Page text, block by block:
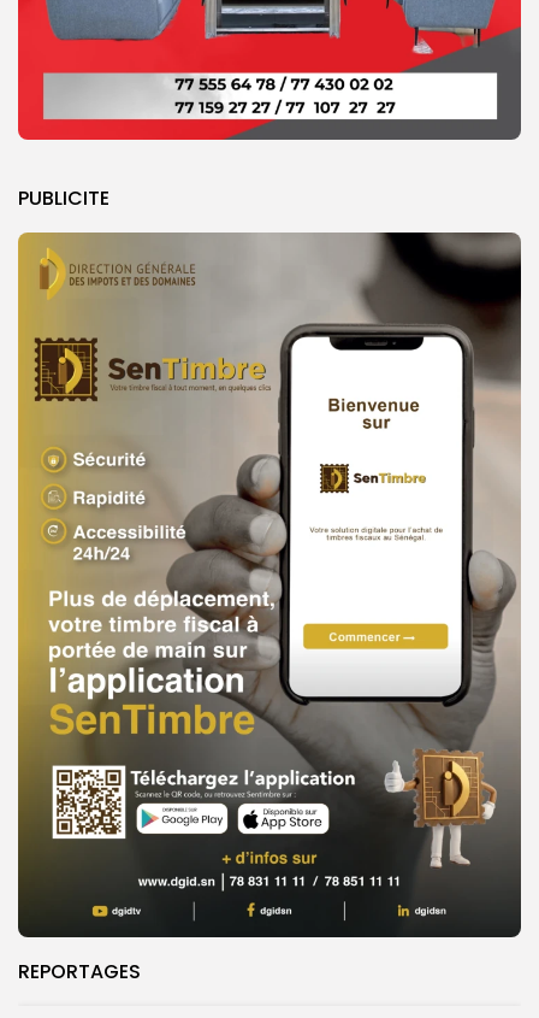
PUBLICITE
REPORTAGES